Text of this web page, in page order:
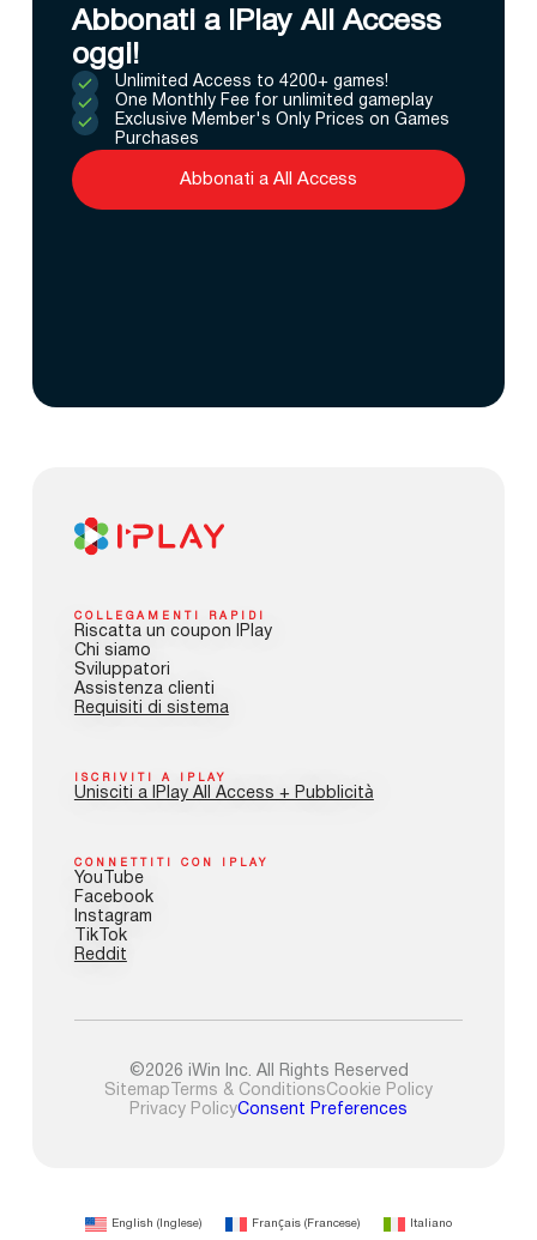
Abbonati a IPlay All Access
oggi!
Unlimited Access to 4200+ games!
One Monthly Fee for unlimited gameplay
Exclusive Member's Only Prices on Games
Purchases
Abbonati a All Access
COLLEGAMENTI RAPIDI
Riscatta un coupon IPlay
Chi siamo
Sviluppatori
Assistenza clienti
Requisiti di sistema
ISCRIVITI A IPLAY
Unisciti a IPlay All Access + Pubblicità
CONNETTITI CON IPLAY
YouTube
Facebook
Instagram
TikTok
Reddit
©2026 iWin Inc. All Rights Reserved
Sitemap Terms & ConditionsCookie Policy
Privacy PolicyConsent Preferences
English ( Inglese) Français ( Francese) Italiano